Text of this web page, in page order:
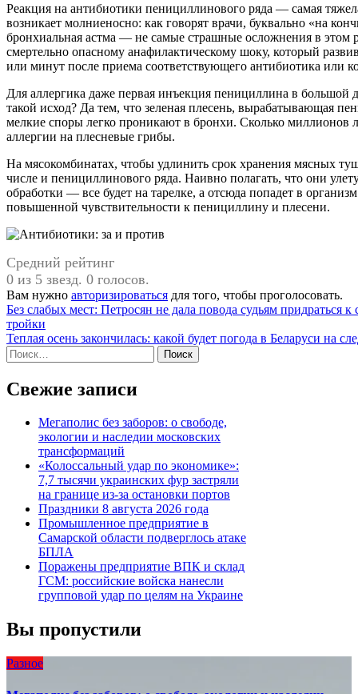
Реакция на антибиотики пенициллинового ряда — самая
возникает молниеносно: как говорят врачи, буквально «на
бронхиальная астма — не самые страшные осложнения в этом
смертельно опасному анафилактическому шоку, который
или минут после приема соответствующего антибиотика или
Для аллергика даже первая инъекция пенициллина в большой
такой исход? Да тем, что зеленая плесень, вырабатывающая
мелкие споры легко проникают в бронхи. Сколько миллионов
аллергии на плесневые грибы.
На мясокомбинатах, чтобы удлинить срок хранения мясных
числе и пенициллинового ряда. Наивно полагать, что они
обработки — все будет на тарелке, а отсюда попадет в
повышенной чувствительности к пенициллину и плесени.
Средний рейтинг
0 из 5 звезд. 0 голосов.
Вам нужно авторизироваться для того, чтобы проголосовать.
Навигация
по
записям
Без слабых мест: Петросян не дала повода судьям придраться
тройки
Теплая осень закончилась: какой будет погода в Беларуси на
Найти:
Свежие записи
Мегаполис без заборов: о свободе,
экологии и наследии московских
трансформаций
«Колоссальный удар по экономике»:
7,7 тысячи украинских фур застряли
на границе из-за остановки портов
Праздники 8 августа 2026 года
Промышленное предприятие в
Самарской области подверглось атаке
БПЛА
Поражены предприятие ВПК и склад
ГСМ: российские войска нанесли
групповой удар по целям на Украине
Вы пропустили
Разное